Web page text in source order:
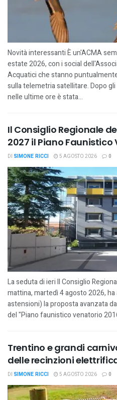
Novità interessanti È un'ACMA
estate 2026, con i social
Acquatici che stanno
sulla telemetria satellitare. Dopo
nelle ultime ore è stata...
Il Consiglio Regionale
2027 il Piano Faunistico
DI SIMONE RICCI 5 AGOSTO 2026 0
La seduta di ieri Il Consiglio
mattina, martedì 4 agosto 2026,
astensioni) la proposta avanzata
del "Piano faunistico venatorio
Trentino e grandi
delle recinzioni
DI SIMONE RICCI 5 AGOSTO 2026 0